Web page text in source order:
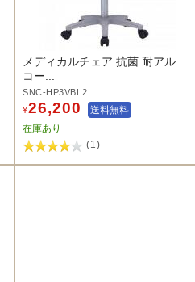
メディカルチェア 抗菌 耐アル
コー...
SNC-HP3VBL2
¥26,200
送料無料
在庫あり
(1)